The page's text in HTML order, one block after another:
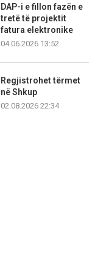
DAP-i e fillon fazën e
tretë të projektit
fatura elektronike
04.06.2026 13:52
Regjistrohet tërmet
në Shkup
02.08.2026 22:34